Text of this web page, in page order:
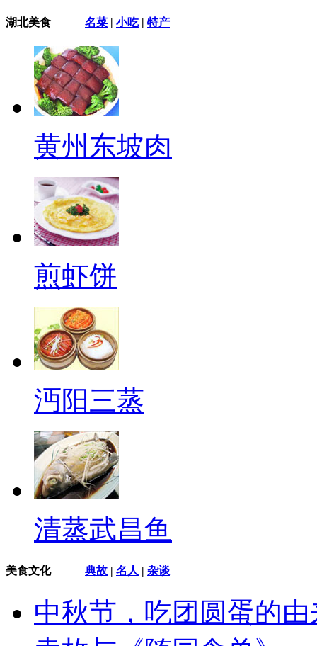
湖北美食 名菜 | 小吃| 特产
黄州东坡肉
煎虾饼
沔阳三蒸
清蒸武昌鱼
美食文化 典故 | 名人 | 杂谈
中秋节，吃团圆蛋的由